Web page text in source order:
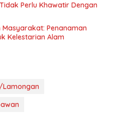
Perlu Khawatir Dengan
Masyarakat: Penanaman
Kelestarian Alam
Lamongan